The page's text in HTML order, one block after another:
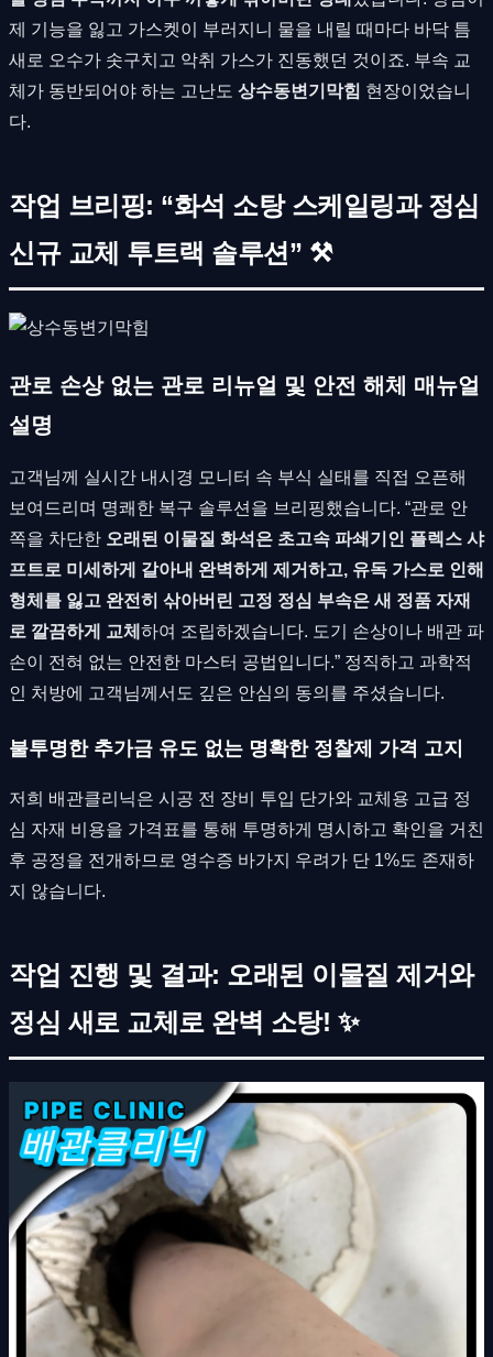
제 기능을 잃고 가스켓이 부러지니 물을 내릴 때마다 바닥 틈
새로 오수가 솟구치고 악취 가스가 진동했던 것이죠. 부속 교
체가 동반되어야 하는 고난도 상수동변기막힘 현장이었습니
다.
작업 브리핑: “화석 소탕 스케일링과 정심
신규 교체 투트랙 솔루션” ⚒
관로 손상 없는 관로 리뉴얼 및 안전 해체 매뉴얼
설명
고객님께 실시간 내시경 모니터 속 부식 실태를 직접 오픈해
보여드리며 명쾌한 복구 솔루션을 브리핑했습니다. “관로 안
쪽을 차단한 오래된 이물질 화석은 초고속 파쇄기인 플렉스 샤
프트로 미세하게 갈아내 완벽하게 제거하고, 유독 가스로 인해
형체를 잃고 완전히 삮아버린 고정 정심 부속은 새 정품 자재
로 깔끔하게 교체 하여 조립하겠습니다. 도기 손상이나 배관 파
손이 전혀 없는 안전한 마스터 공법입니다.” 정직하고 과학적
인 처방에 고객님께서도 깊은 안심의 동의를 주셨습니다.
불투명한 추가금 유도 없는 명확한 정찰제 가격 고지
저희 배관클리닉은 시공 전 장비 투입 단가와 교체용 고급 정
심 자재 비용을 가격표를 통해 투명하게 명시하고 확인을 거친
후 공정을 전개하므로 영수증 바가지 우려가 단 1%도 존재하
지 않습니다.
작업 진행 및 결과: 오래된 이물질 제거와
정심 새로 교체로 완벽 소탕! ✨